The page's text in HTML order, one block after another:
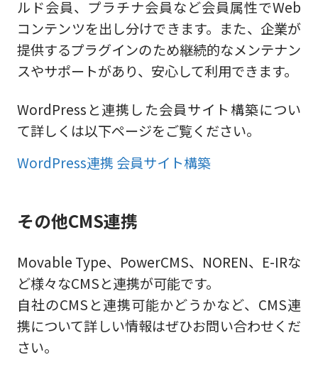
ルド会員、プラチナ会員など会員属性でWeb
コンテンツを出し分けできます。また、企業が
提供するプラグインのため継続的なメンテナン
スやサポートがあり、安心して利用できます。
WordPressと連携した会員サイト構築につい
て詳しくは以下ページをご覧ください。
WordPress連携 会員サイト構築
その他CMS連携
Movable Type、PowerCMS、NOREN、E-IRな
ど様々なCMSと連携が可能です。
自社のCMSと連携可能かどうかなど、CMS連
携について詳しい情報はぜひお問い合わせくだ
さい。